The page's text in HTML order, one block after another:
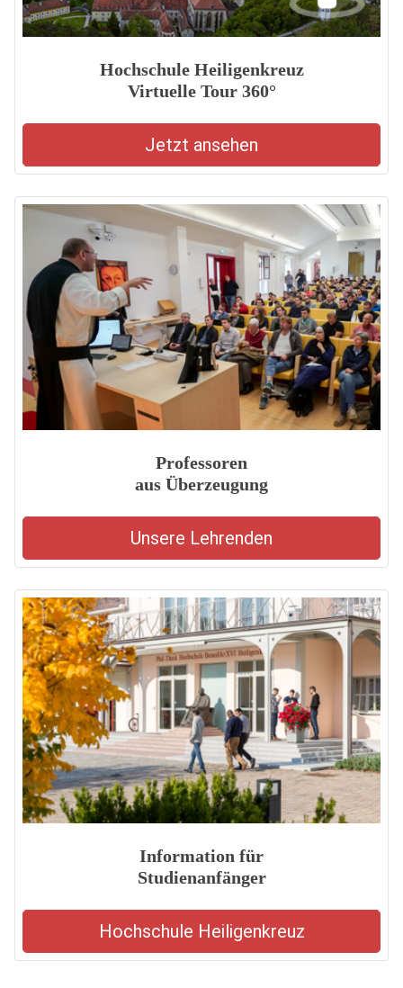
Hochschule Heiligenkreuz
Virtuelle Tour 360°
Jetzt ansehen
Professoren
aus Überzeugung
Unsere Lehrenden
Information für
Studienanfänger
Hochschule Heiligenkreuz